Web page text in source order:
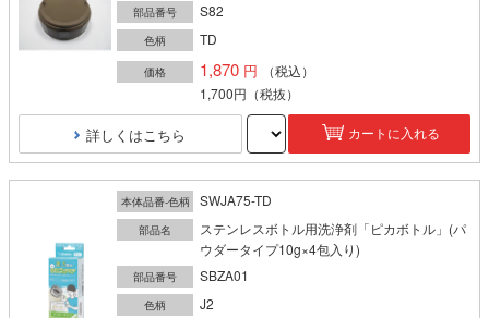
部品番号 S82
色柄 TD
価格 1,870
（税込）
1,700円 （税抜）
詳しくはこちら カートに入れる
本体品番-色柄 SWJA75-TD
部品名
ステンレスボトル用洗浄剤「ピカボトル」(パ
ウダータイプ10g×4包入り)
部品番号 SBZA01
色柄 J2